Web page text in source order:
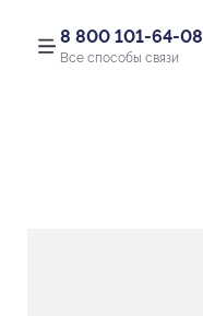
8 800 101-64-08
Все способы связи